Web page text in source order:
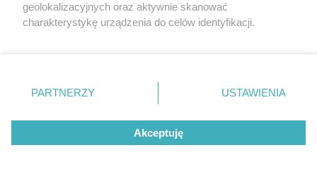
skąpym bikini. Wakacyjne
nagranie rozpala zmysły
geolokalizacyjnych oraz aktywnie skanować
charakterystykę urządzenia do celów identyfikacji.
zmienić/wycofać klikając przycisk ustawień prywatności
znajdujący się w lewym dolnym rogu strony
rodzaje przetwarzania danych nie wymagają zgody
użytkownika, ale masz prawo sprzeciwić się takiemu
przetwarzaniu. Preferencje będą miały zastosowanie tylko
PARTNERZY USTAWIENIA
Akceptuję